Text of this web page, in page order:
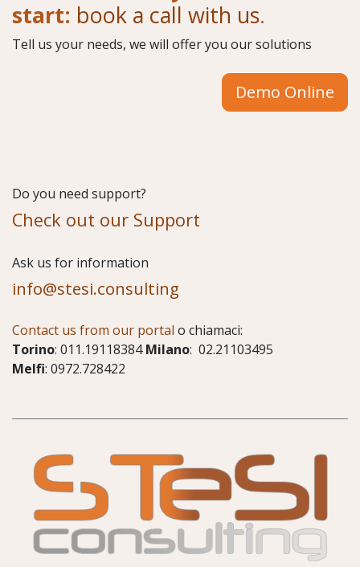
start: book a call with us.
Tell us your needs, we will offer you our solutions
Demo Online
Do you need support?
Check out our Support
​Ask us for information
info@stesi.consulting
Contact us from our portal o chiamaci:
Torino: 011.19118384Milano: 02.21103495
Melfi: 0972.728422